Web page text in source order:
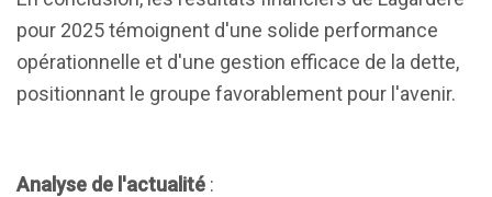
pour 2025 témoignent d'une solide performance
opérationnelle et d'une gestion efficace de la dette,
positionnant le groupe favorablement pour l'avenir.
Analyse de l'actualité :